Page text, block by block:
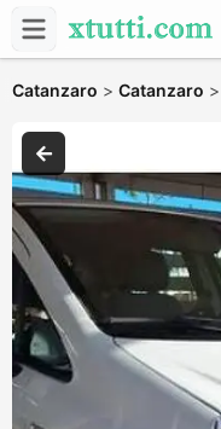
Catanzaro > Catanzaro >